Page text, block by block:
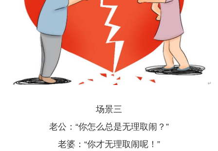
场景三
老公：“你怎么总是无理取闹？”
老婆：“你才无理取闹呢！”